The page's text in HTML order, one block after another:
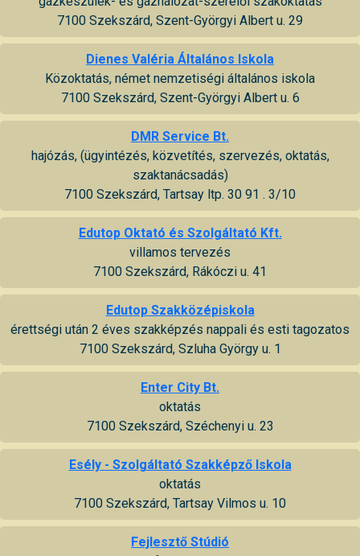
7100 Szekszárd, Szent-Györgyi Albert u. 29
Dienes Valéria Általános Iskola
Közoktatás, német nemzetiségi általános iskola
7100 Szekszárd, Szent-Györgyi Albert u. 6
DMR Service Bt.
hajózás, (ügyintézés, közvetítés, szervezés, oktatás,
szaktanácsadás)
7100 Szekszárd, Tartsay ltp. 30 91 . 3/10
Edutop Oktató és Szolgáltató Kft.
villamos tervezés
7100 Szekszárd, Rákóczi u. 41
Edutop Szakközépiskola
érettségi után 2 éves szakképzés nappali és esti tagozatos
7100 Szekszárd, Szluha György u. 1
Enter City Bt.
oktatás
7100 Szekszárd, Széchenyi u. 23
Esély - Szolgáltató Szakképző Iskola
oktatás
7100 Szekszárd, Tartsay Vilmos u. 10
Fejlesztő Stúdió